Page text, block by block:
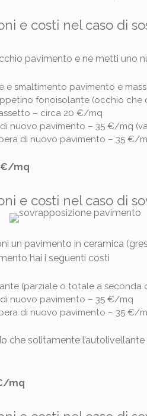
e costi nel caso di
pavimento e ne metti uno
e smaltimento pavimento e
fonoisolante (occhio che
– circa 20 €/mq
nuovo pavimento – 35 €/mq
di nuovo pavimento – 35 €/
€/mq
e costi nel caso di
un pavimento in ceramica
hai i seguenti costi
(parziale o totale a
nuovo pavimento – 35 €/mq
di nuovo pavimento – 35 €/
che solitamente
mq